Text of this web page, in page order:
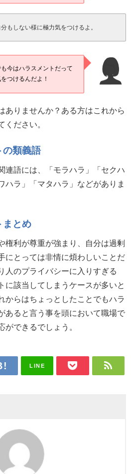
もしない様に極力気をつけるよ。
今はハラスメントだって
つけるんだよ！
ありませんか？ある方はこれから
ください。
の類義語
連語には、「モラハラ」「セクハ
ハラ」「マタハラ」などがありま
まとめ
権利が尊重が強まり、自分は過剰
にとっては非情に煩わしいことだ
人のプライバシーに入りすぎる
に該当してしまうケースが多いと
からはちょっとしたことでもハラ
あると言う事を頭において職場で
ができるでしょう。
LINE